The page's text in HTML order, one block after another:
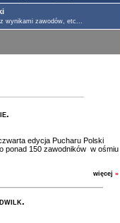
wynikami zawodów, etc...
edycja Pucharu Polski
ponad 150 zawodników w ośmiu
więcej »